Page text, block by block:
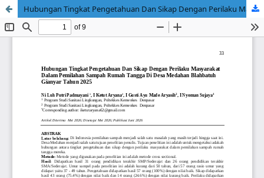
Hubungan Tingkat Pengetahuan Dan Sikap Dengan Perilaku Masyarakat Dalam Pemilahan Sampah Rumah Tangga Di Desa Medahan Blahbatuh Gianyar Tahun 2025